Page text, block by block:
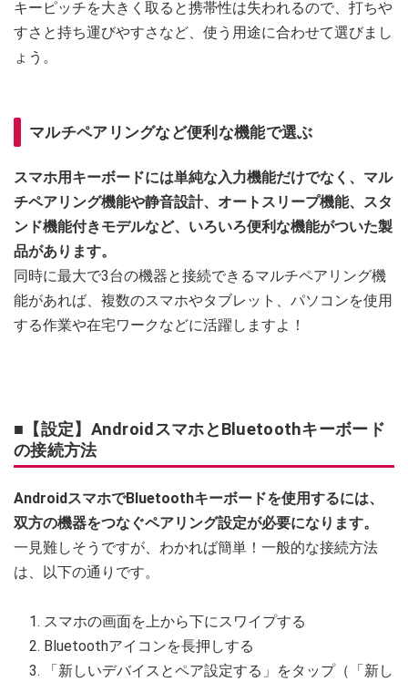
キーピッチを大きく取ると携帯性は失われるので、打ちや
すさと持ち運びやすさなど、使う用途に合わせて選びまし
ょう。
マルチペアリングなど便利な機能で選ぶ
スマホ用キーボードには単純な入力機能だけでなく、マル
チペアリング機能や静音設計、オートスリープ機能、スタ
ンド機能付きモデルなど、いろいろ便利な機能がついた製
品があります。
同時に最大で3台の機器と接続できるマルチペアリング機
能があれば、複数のスマホやタブレット、パソコンを使用
する作業や在宅ワークなどに活躍しますよ！
■【設定】AndroidスマホとBluetoothキーボード
の接続方法
AndroidスマホでBluetoothキーボードを使用するには、
双方の機器をつなぐペアリング設定が必要になります。
一見難しそうですが、わかれば簡単！一般的な接続方法
は、以下の通りです。
スマホの画面を上から下にスワイプする
Bluetoothアイコンを長押しする
「新しいデバイスとペア設定する」をタップ（「新し